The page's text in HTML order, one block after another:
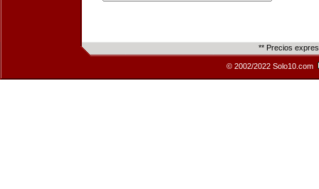
** Precios
© 2002/2022 Solo10.com